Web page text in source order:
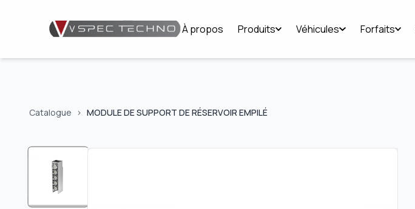
À propos Produits Véhicules Forfaits
Catalogue > MODULE DE SUPPORT DE RÉSERVOIR EMPILÉ